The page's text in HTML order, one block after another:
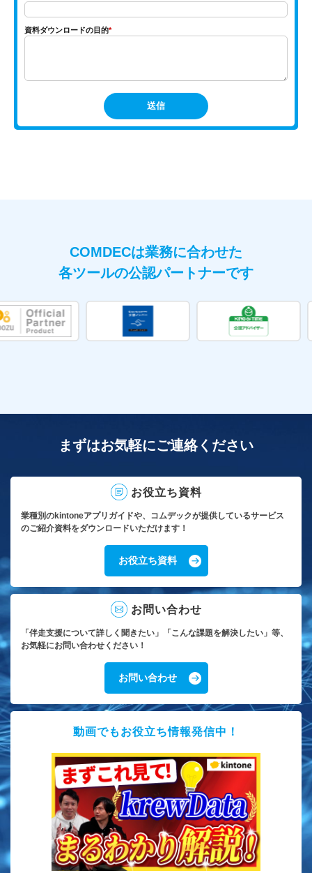
資料ダウンロードの目的*
COMDECは業務に合わせた
各ツールの公認パートナーです
まずはお気軽にご連絡ください
お役立ち資料
業種別のkintoneアプリガイドや、コムデックが提供しているサービス
のご紹介資料をダウンロードいただけます！
お役立ち資料
お問い合わせ
「伴走支援について詳しく聞きたい」「こんな課題を解決したい」等、
お気軽にお問い合わせください！
お問い合わせ
動画でもお役立ち情報発信中！